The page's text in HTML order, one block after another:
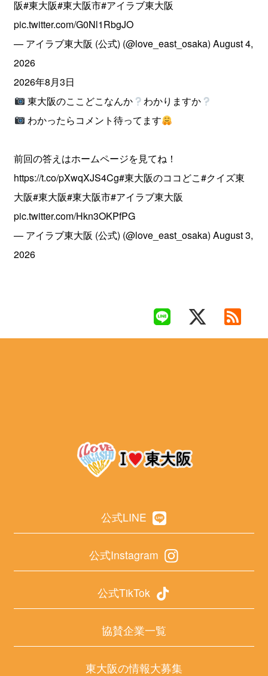
阪#東大阪#東大阪市#アイラブ東大阪
pic.twitter.com/G0Nl1RbgJO
— アイラブ東大阪 (公式) (@love_east_osaka)August 4,
2026
2026年8月3日
東大阪のここどこなんか
わかりますか
わかったらコメント待ってます
前回の答えはホームページを見てね！
https://t.co/pXwqXJS4Cg#東大阪のココどこ#クイズ東
大阪#東大阪#東大阪市#アイラブ東大阪
pic.twitter.com/Hkn3OKPfPG
— アイラブ東大阪 (公式) (@love_east_osaka)August 3,
2026
公式LINE
公式Instagram
公式TikTok
協賛企業一覧
東大阪の情報大募集